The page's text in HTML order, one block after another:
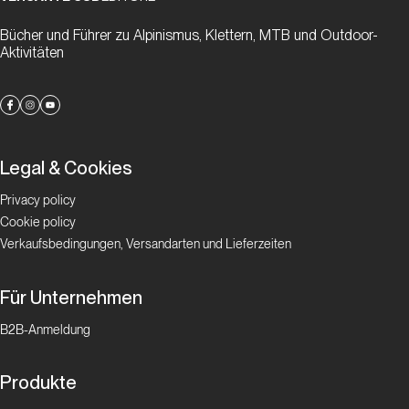
Bücher und Führer zu Alpinismus, Klettern, MTB und Outdoor-
Aktivitäten
Legal & Cookies
Privacy policy
Cookie policy
Verkaufsbedingungen, Versandarten und Lieferzeiten
Für Unternehmen
B2B-Anmeldung
Produkte